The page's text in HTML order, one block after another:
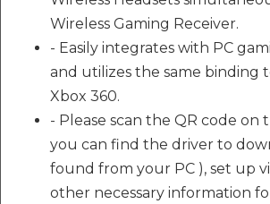
Wireless Gaming Receiver.
- Easily integrates with PC
and utilizes the same binding
Xbox 360.
- Please scan the QR code on
you can find the driver to
found from your PC ), set up
other necessary information